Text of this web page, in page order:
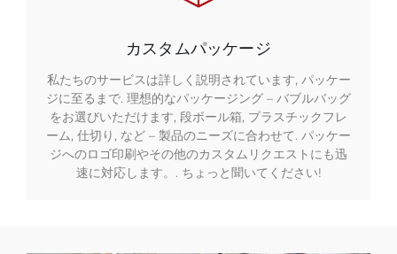
カスタムパッケージ
私たちのサービスは詳しく説明されています, パッケー
ジに至るまで. 理想的なパッケージング – バブルバッグ
をお選びいただけます, 段ボール箱, プラスチックフレ
ーム, 仕切り, など – 製品のニーズに合わせて. パッケー
ジへのロゴ印刷やその他のカスタムリクエストにも迅
速に対応します。. ちょっと聞いてください!